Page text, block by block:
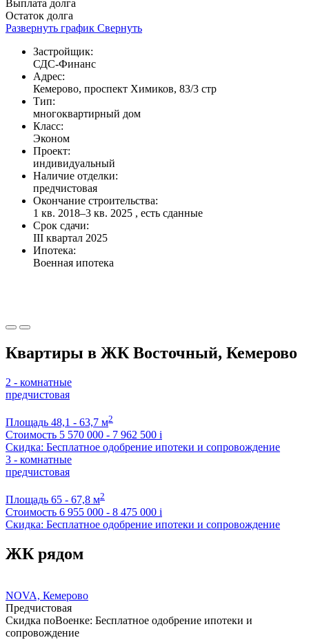
Выплата долга
Остаток долга
Развернуть график Свернуть
Застройщик:
СДС-Финанс
Адрес:
Кемерово, проспект Химиков, 83/3 стр
Тип:
многоквартирный дом
Класс:
Эконом
Проект:
индивидуальный
Наличие отделки:
предчистовая
Окончание строительства:
1 кв. 2018–3 кв. 2025 , есть сданные
Срок сдачи:
III квартал 2025
Ипотека:
Военная ипотека
Квартиры в ЖК Восточный, Кемерово
2 - комнатные
предчистовая
Площадь 48,1 - 63,7 м2
Стоимость 5 570 000 - 7 962 500 i
Скидка: Бесплатное одобрение ипотеки и сопровождение
3 - комнатные
предчистовая
Площадь 65 - 67,8 м2
Стоимость 6 955 000 - 8 475 000 i
Скидка: Бесплатное одобрение ипотеки и сопровождение
ЖК рядом
NOVA, Кемерово
Предчистовая
Скидка поВоенке: Бесплатное одобрение ипотеки и
сопровождение